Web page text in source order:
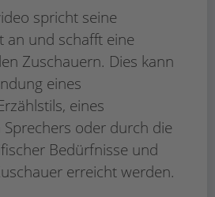
spricht seine
an und schafft eine
Zuschauern. Dies kann
eines
eines
oder durch die
Bedürfnisse und
erreicht werden.